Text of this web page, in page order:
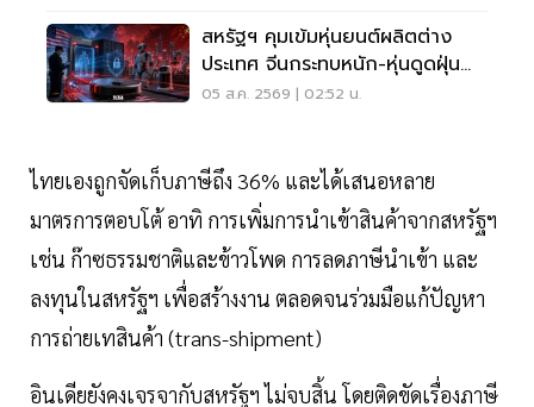
สหรัฐฯ คุมเข้มหุ่นยนต์ผลิตต่าง
ประเทศ จีนกระทบหนัก-หุ่นดูดฝุ่น
โดนด้วย
05 ส.ค. 2569 | 02:52 น.
ไทยเองถูกจัดเก็บภาษีถึง 36% และได้เสนอหลาย
มาตรการตอบโต้ อาทิ การเพิ่มการนำเข้าสินค้าจากสหรัฐฯ
เช่น ก๊าซธรรมชาติและข้าวโพด การลดภาษีนำเข้า และ
ลงทุนในสหรัฐฯ เพื่อสร้างงาน ตลอดจนร่วมมือแก้ปัญหา
การถ่ายเทสินค้า (trans-shipment)
อินเดียยังคงเจรจากับสหรัฐฯ ไม่จบสิ้น โดยติดขัดเรื่องภาษี